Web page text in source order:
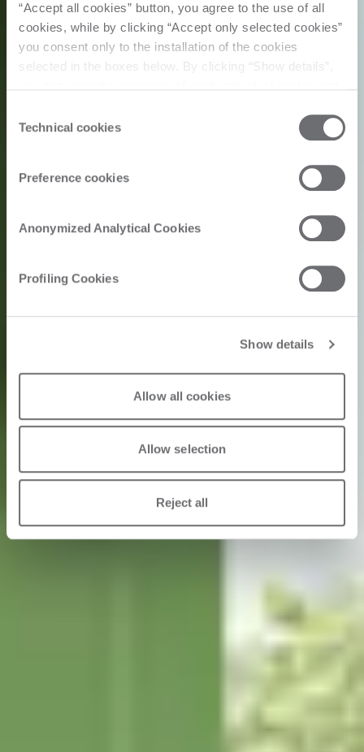
“Accept all cookies” button, you agree to the use of all
cookies, while by clicking “Accept only selected cookies”
you consent only to the installation of the cookies
selected in the boxes below. By clicking “Show details”,
Click here to view the privacy policy.
Selection
Technical cookies
Preference cookies
Anonymized Analytical Cookies
Profiling Cookies
Show details
Allow all cookies
Allow selection
Reject all